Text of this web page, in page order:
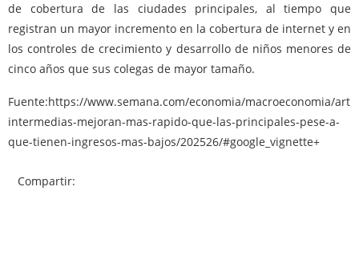
de cobertura de las ciudades principales, al tiempo que
registran un mayor incremento en la cobertura de internet y en
los controles de crecimiento y desarrollo de niños menores de
cinco años que sus colegas de mayor tamaño.
Fuente:https://www.semana.com/economia/macroeconomia/
intermedias-mejoran-mas-rapido-que-las-principales-pese-a-
que-tienen-ingresos-mas-bajos/202526/#google_vignette+
Compartir: